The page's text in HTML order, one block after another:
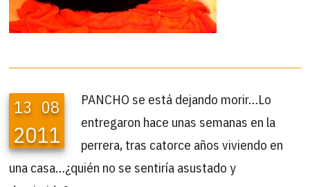
13 08
2011
PANCHO se está dejando morir…Lo
entregaron hace unas semanas en la
perrera, tras catorce años viviendo en
una casa…¿quién no se sentiría asustado y